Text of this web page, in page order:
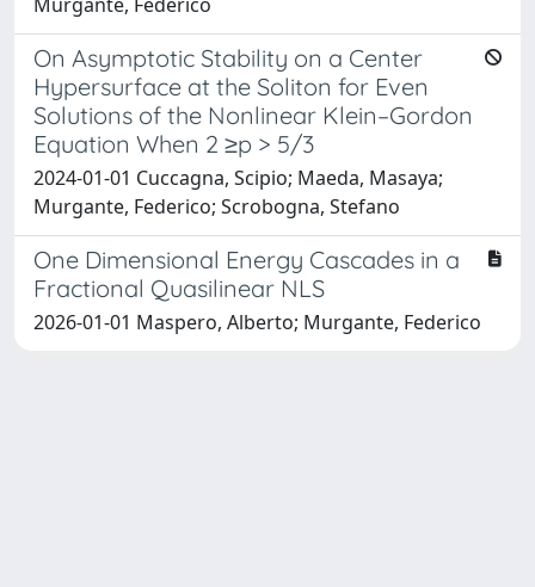
On Asymptotic Stability on a Center
Hypersurface at the Soliton for Even
Solutions of the Nonlinear Klein–Gordon
Equation When 2 ≥p > 5/3
2024-01-01 Cuccagna, Scipio; Maeda, Masaya;
Murgante, Federico; Scrobogna, Stefano
One Dimensional Energy Cascades in a
Fractional Quasilinear NLS
2026-01-01 Maspero, Alberto; Murgante, Federico